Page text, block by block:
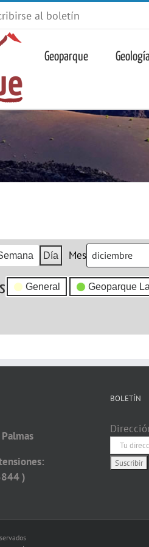
al boletín
Geoparque Geología
Día Mes
General Geoparque
)
BOLETÍN